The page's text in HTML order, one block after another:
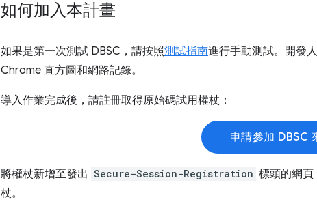
如何加入本計畫
如果是第一次測試 DBSC，請按照測試指南進行手動測試。開發
Chrome 直方圖和網路記錄。
導入作業完成後，請註冊取得原始碼試用權杖：
申請參加 DBSC
將權杖新增至發出 Secure-Session-Registration 標頭的網頁
杖。